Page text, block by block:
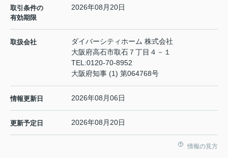
取引条件の
有効期限
2026年08月20日
取扱会社
ダイバーシティホーム 株式会社
大阪府高石市取石７丁目４－１
TEL:0120-70-8952
大阪府知事 (1) 第064768号
情報更新日 2026年08月06日
更新予定日 2026年08月20日
情報の見方